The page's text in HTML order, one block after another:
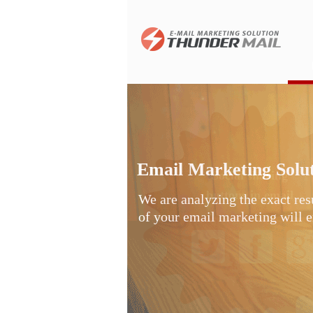
Email Marketing
We are analyzing the exact
of your email marketing will
Social sharing
buttons in email